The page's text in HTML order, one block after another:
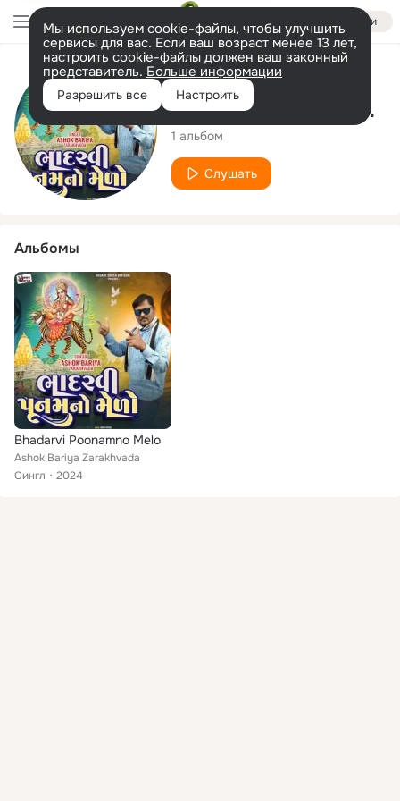
Войти
Мы используем cookie-файлы, чтобы улучшить
сервисы для вас. Если ваш возраст менее 13 лет,
настроить cookie-файлы должен ваш законный
представитель. Больше информации
Разрешить все Настроить
Исполнитель
Ashok Bariya Zarakhvada
1 альбом
Слушать
Альбомы
Bhadarvi Poonamno Melo
Ashok Bariya Zarakhvada
Сингл
2024